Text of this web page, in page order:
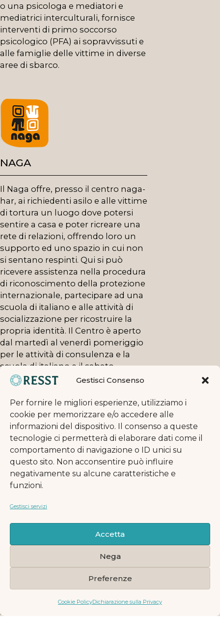
Gestisci Consenso
Per fornire le migliori esperienze, utilizziamo i
cookie per memorizzare e/o accedere alle
informazioni del dispositivo. Il consenso a queste
tecnologie ci permetterà di elaborare dati come il
comportamento di navigazione o ID unici su
questo sito. Non acconsentire può influire
negativamente su alcune caratteristiche e
funzioni.
Gestisci servizi
Accetta
Nega
Preferenze
Cookie PolicyDichiarazione sulla Privacy
o una psicologa e mediatori e
mediatrici interculturali, fornisce
interventi di primo soccorso
psicologico (PFA) ai sopravvissuti e
alle famiglie delle vittime in diverse
aree di sbarco.
NAGA
Il Naga offre, presso il centro naga-
har, ai richiedenti asilo e alle vittime
di tortura un luogo dove potersi
sentire a casa e poter ricreare una
rete di relazioni, offrendo loro un
supporto ed uno spazio in cui non
si sentano respinti. Qui si può
ricevere assistenza nella procedura
di riconoscimento della protezione
internazionale, partecipare ad una
scuola di italiano e alle attività di
socializzazione per ricostruire la
propria identità. Il Centro è aperto
dal martedì al venerdì pomeriggio
per le attività di consulenza e la
scuola di italiano e il sabato
pomeriggio per le attività di
quali le volontarie e i volontari del
Naga rispondono riguardano la
procedura della richiesta d’asilo,
l’accesso ai servizi, la possibilità di
fare ricorso contro il diniego della
domanda d’asilo. Quando dopo un
primo colloquio conoscitivo le
volontarie e i volontari del Naga
inviano le persone richiedenti asilo
in Via Zamenhof 7A, dove
un’équipe composta da medico,
psicologo e psichiatra visita le
persone redigendo, se necessario e
a conclusione di un percorso
clinico, una certificazione. Da
gennaio 2016 a dicembre 2024
sono stati redatti 265 certificati.